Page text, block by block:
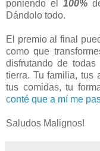
poniendo el 100%
Dándolo todo.
El premio al final
como que
disfrutando de
tierra. Tu familia, tus
tus comidas, tu
conté que a mí me
Saludos Malignos!